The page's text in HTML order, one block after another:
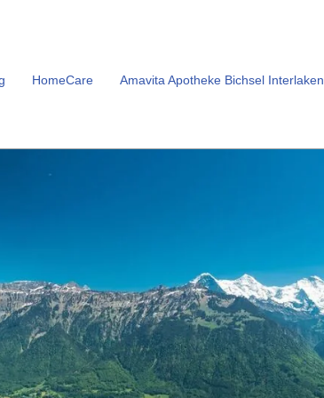
HomeCare Amavita Apotheke Bichsel Interlaken